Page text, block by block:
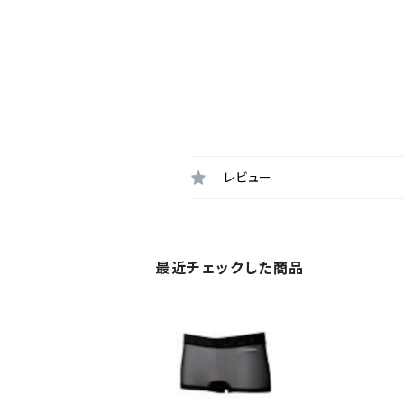
レビュー
最近チェックした商品